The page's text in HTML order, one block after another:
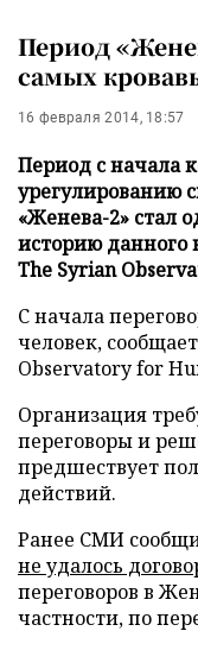
Период
самых
16 февраля 2014, 18:57
Период с начала
урегулированию
«Женева-2» стал
историю данного
The Syrian
С начала
человек,
Observatory for
Организация
переговоры и
предшествует
действий.
Ранее СМИ
не удалось
переговоров в
частности, по